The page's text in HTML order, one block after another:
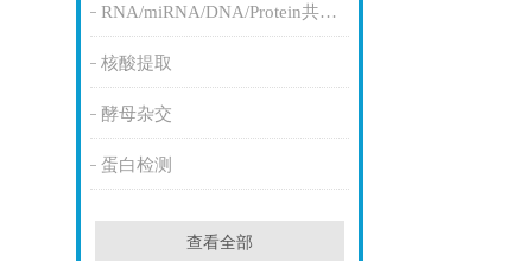
RNA/miRNA/DNA/Protein共提取
核酸提取
酵母杂交
蛋白检测
查看全部